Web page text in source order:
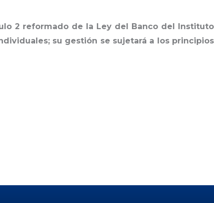
2 reformado de la Ley del Banco del Instituto
su gestión se sujetará a los principios